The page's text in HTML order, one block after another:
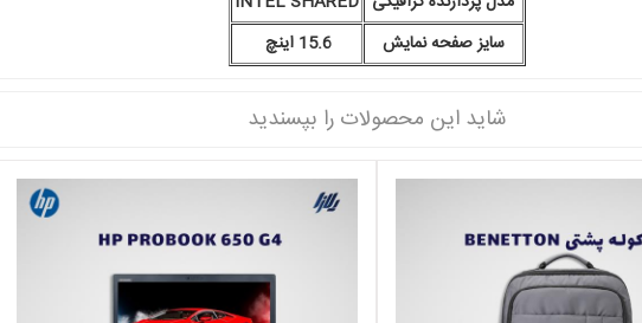
سایز صفحه نمایش
15.6 اینچ
شاید این محصولات را بپسندید